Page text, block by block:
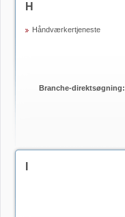
H
Håndværkertjeneste
Branche-direktsøgning: